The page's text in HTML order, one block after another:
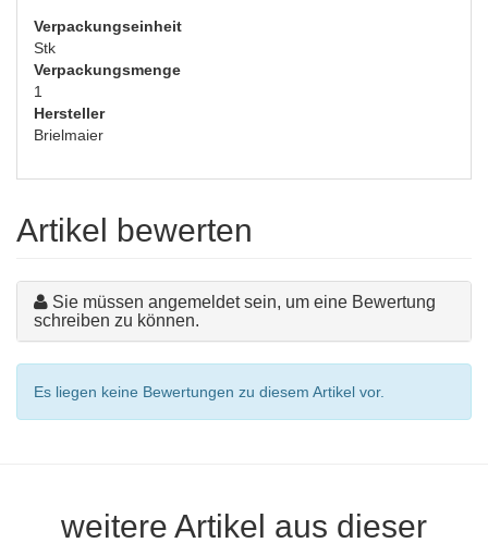
Verpackungseinheit
Stk
Verpackungsmenge
1
Hersteller
Brielmaier
Artikel bewerten
Sie müssen angemeldet sein, um eine Bewertung
schreiben zu können.
Es liegen keine Bewertungen zu diesem Artikel vor.
weitere Artikel aus dieser